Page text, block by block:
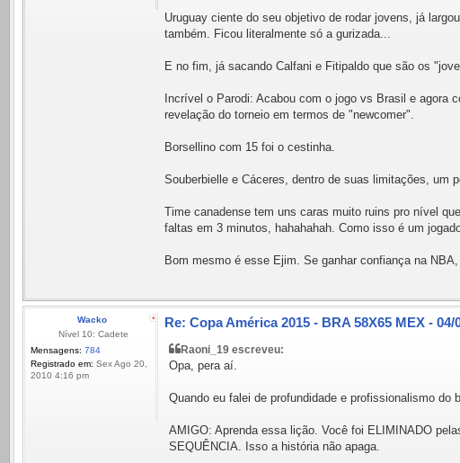
Uruguay ciente do seu objetivo de rodar jovens, já
também. Ficou literalmente só a gurizada...
E no fim, já sacando Calfani e Fitipaldo que são os
Incrível o Parodi: Acabou com o jogo vs Brasil e agora
revelação do torneio em termos de "newcomer".
Borsellino com 15 foi o cestinha.
Souberbielle e Cáceres, dentro de suas limitações, um
Time canadense tem uns caras muito ruins pro nível
faltas em 3 minutos, hahahahah. Como isso é um
Bom mesmo é esse Ejim. Se ganhar confiança na
Wacko
Nível 10: Cadete
Mensagens: 784
Registrado em: Sex Ago 20,
2010 4:16 pm
Re: Copa América 2015 - BRA 58X65 MEX - 04/
Raoni_19 escreveu:
Opa, pera aí.
Quando eu falei de profundidade e profissionalismo
AMIGO: Aprenda essa lição. Você foi ELIMINADO
SEQUÊNCIA. Isso a história não apaga.